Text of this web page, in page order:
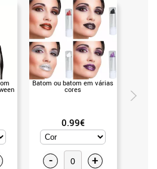
Batom ou batom em várias
cores
0.99€
- +